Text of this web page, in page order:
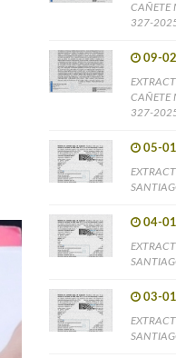
CAÑETE
327-
09-
CAÑETE
327-
05-
04-
03-